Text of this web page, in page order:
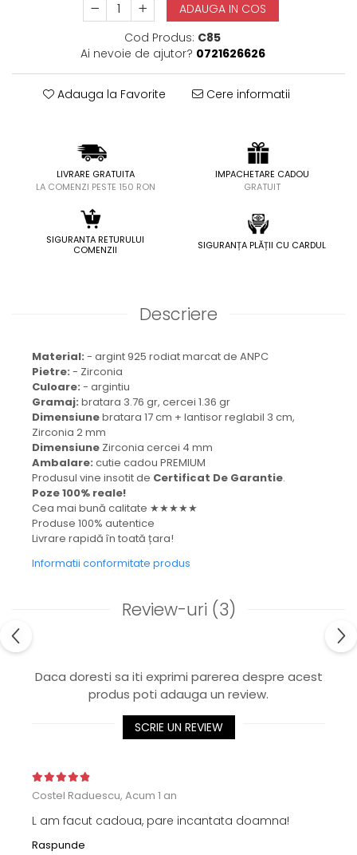
ADAUGA IN COS
Cod Produs: C85
Ai nevoie de ajutor? 0721626626
Adauga la Favorite Cere informatii
LIVRARE GRATUITA
LA COMENZI PESTE 150 RON
IMPACHETARE CADOU
GRATUIT
SIGURANTA RETURULUI
COMENZII
SIGURANȚA PLĂȚII CU CARDUL
Descriere
Material: - argint 925 rodiat marcat de ANPC
Pietre: - Zirconia
Culoare: - argintiu
Gramaj: bratara 3.76 gr, cercei 1.36 gr
Dimensiunebratara 17 cm + lantisor reglabil 3 cm,
Zirconia 2 mm
Dimensiune Zirconia cercei 4 mm
Ambalare: cutie cadou PREMIUM
Produsul vine insotit de Certificat De Garantie.
Poze 100% reale!
Cea mai bună calitate ★★★★★
Produse 100% autentice
Livrare rapidă în toată țara!
Informatii conformitate produs
Review-uri (3)
Daca doresti sa iti exprimi parerea despre acest
produs poti adauga un review.
SCRIE UN REVIEW
Costel Raduescu, Acum 1 an
L am facut cadoua, pare incantata doamna!
Raspunde